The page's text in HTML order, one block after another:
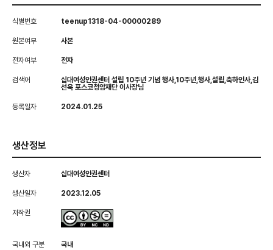
식별번호 teenup1318-04-00000289
원본여부 사본
전자여부 전자
검색어
십대여성인권센터 설립 10주년 기념 행사,10주년,행사,설립,축하인사,김
선욱 포스코청암재단 이사장님
등록일자 2024.01.25
생산정보
생산자 십대여성인권센터
생산일자 2023.12.05
저작권
국내외 구분 국내